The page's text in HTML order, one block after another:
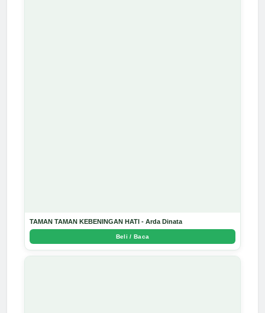
TAMAN TAMAN KEBENINGAN HATI - Arda Dinata
Beli / Baca